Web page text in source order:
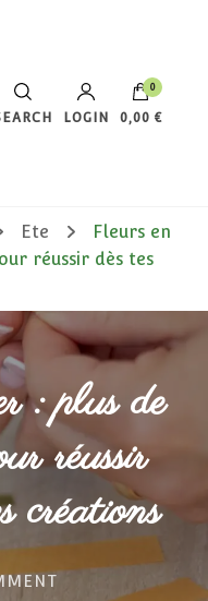
LOGIN
0
0,00 €
Ete
Fleurs en
réussir dès tes
: plus de
réussir
créations